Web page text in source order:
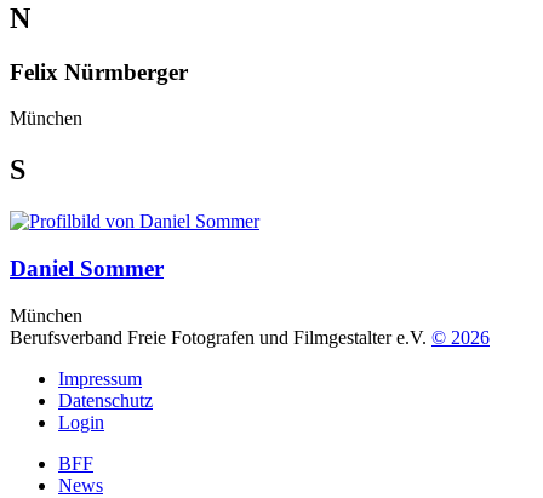
N
Felix Nürmberger
München
S
Daniel Sommer
München
Berufsverband Freie Fotografen und Filmgestalter e.V. © 2026
Impressum
Datenschutz
Login
BFF
News